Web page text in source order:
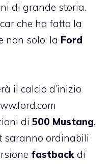
di grande storia.
che ha fatto la
non solo: la Ford
il calcio d’inizio
di 500 Mustang.
saranno ordinabili
fastback di